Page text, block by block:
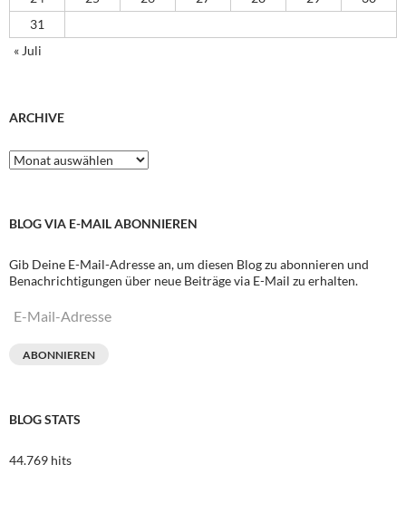
31
« Juli
ARCHIVE
Archive
BLOG VIA E-MAIL ABONNIEREN
Gib Deine E-Mail-Adresse an, um diesen Blog zu abonnieren und
Benachrichtigungen über neue Beiträge via E-Mail zu erhalten.
E-
ABONNIEREN
BLOG STATS
44.769 hits